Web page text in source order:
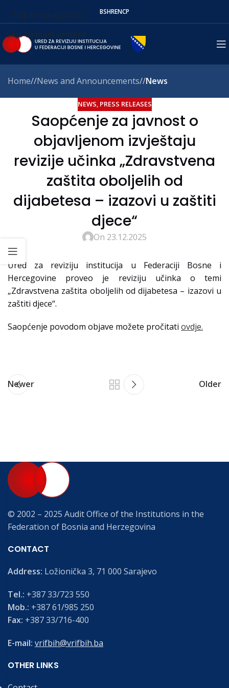
Skip to navigation
Skip to main content
BSHRENСР
Home/ News and Announcements/ News
NEWS, PRESS RELEASES
Saopćenje za javnost o
objavljenom izvještaju
revizije učinka „Zdravstvena
zaštita oboljelih od
dijabetesa – izazovi u zaštiti
djece“
On 23.12.2025
Ured za reviziju institucija u Federaciji Bosne i
Hercegovine proveo je reviziju učinka o temi
„Zdravstvena zaštita oboljelih od dijabetesa – izazovi u
zaštiti djece“.
Saopćenje povodom objave možete pročitati ovdje.
Newer Older
© 2002 – 2025 Audit Office of the Institutions in the
Federation of Bosnia and Herzegovina
CONTACT
Address: Ložionička 3, 71 000 Sarajevo
Tel.: +387 33/723 550
Mob.: +387 61/985 250
Fax: +387 33/716-400
E-mail: vrifbih@vrifbih.ba
OTHER LINKS